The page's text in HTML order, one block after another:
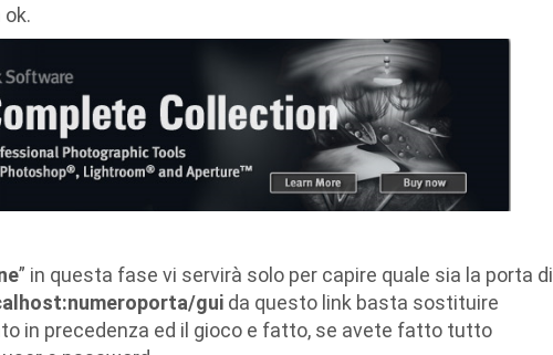
” in questa fase vi servirà solo per capire quale sia la porta di
gui da questo link basta sostituire
in precedenza ed il gioco e fatto, se avete fatto tutto